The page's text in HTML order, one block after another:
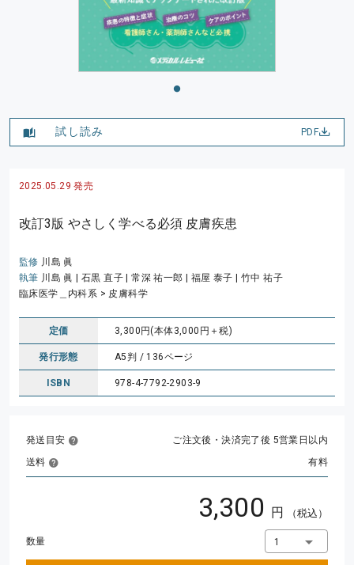
試し読み PDF
2025.05.29 発売
改訂3版 やさしく学べる必須 皮膚疾患
監修 川島 眞
執筆 川島 眞|石黒 直子|常深 祐一郎| 福屋 泰子|竹中 祐子
臨床医学＿内科系 > 皮膚科学
定価 3,300円(本体3,000円＋税)
発行形態 A5判 / 136ページ
ISBN 978-4-7792-2903-9
発送目安
ご注文後・決済完了後 5営業日以内
送料
有料
3,300 円 （税込）
数量 1